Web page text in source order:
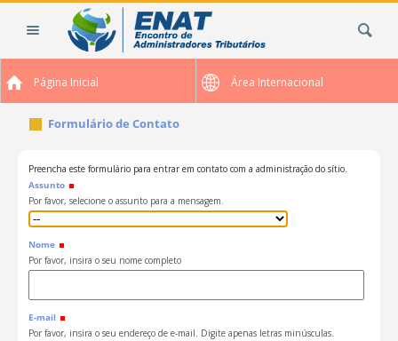
Página Inicial Área Internacional
Formulário de Contato
Preencha este formulário para entrar em contato com a administração do sítio.
Assunto
Por favor, selecione o assunto para a mensagem.
Nome
Por favor, insira o seu nome completo
E-mail
Por favor, insira o seu endereço de e-mail. Digite apenas letras minúsculas.